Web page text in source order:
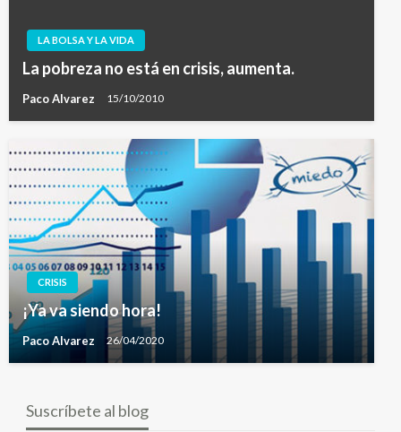
LA BOLSA Y LA VIDA
La pobreza no está en crisis, aumenta.
Paco Alvarez 15/10/2010
CRISIS
¡Ya va siendo hora!
Paco Alvarez 26/04/2020
Suscríbete al blog